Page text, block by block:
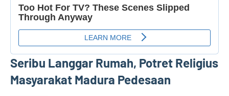
Seribu Langgar Rumah, Potret Religius
Masyarakat Madura Pedesaan